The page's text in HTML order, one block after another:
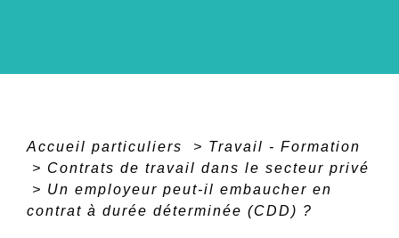
Accueil particuliers > Travail - Formation
> Contrats de travail dans le secteur privé
> Un employeur peut-il embaucher en
contrat à durée déterminée (CDD) ?